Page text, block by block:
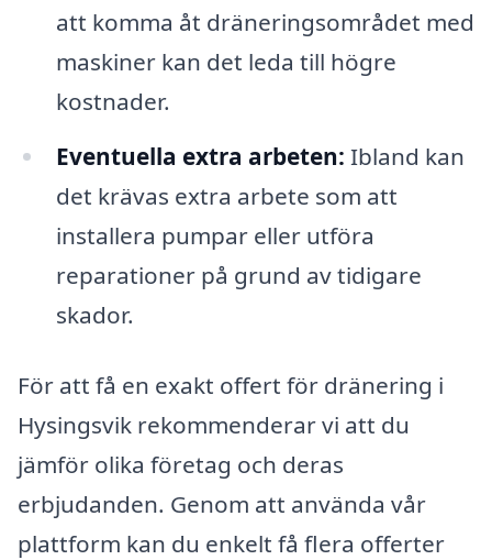
att komma åt dräneringsområdet med
maskiner kan det leda till högre
kostnader.
Eventuella extra arbeten: Ibland kan
det krävas extra arbete som att
installera pumpar eller utföra
reparationer på grund av tidigare
skador.
För att få en exakt offert för dränering i
Hysingsvik rekommenderar vi att du
jämför olika företag och deras
erbjudanden. Genom att använda vår
plattform kan du enkelt få flera offerter